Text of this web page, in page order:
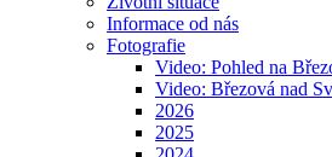
Informace od nás
Fotografie
Video: Pohled na
Video: Březová nad
2026
2025